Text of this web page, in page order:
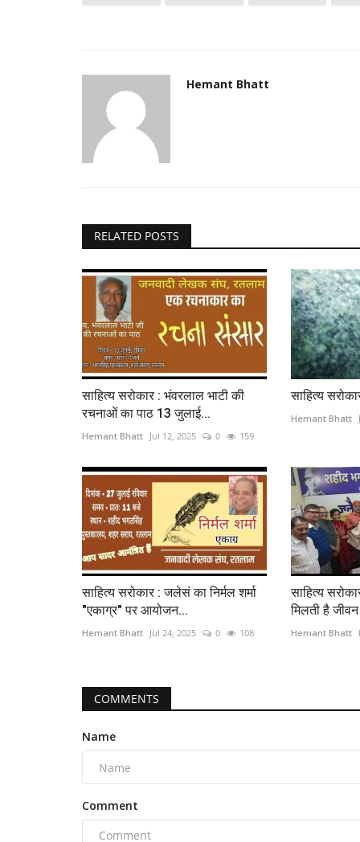
Hemant Bhatt
RELATED POSTS
साहित्य सरोकार : भंवरलाल भाटी की
रचनाओं का पाठ 13 जुलाई...
Hemant Bhatt Jul 12, 2025 0 159
साहित्य
Hemant Bhatt
साहित्य सरोकार : जलेसं का निर्मल शर्मा
"एकाग्र" पर आयोजन...
Hemant Bhatt Jul 24, 2025 0 108
साहित्य
मिलती है
Hemant Bhatt
COMMENTS
Name
Comment